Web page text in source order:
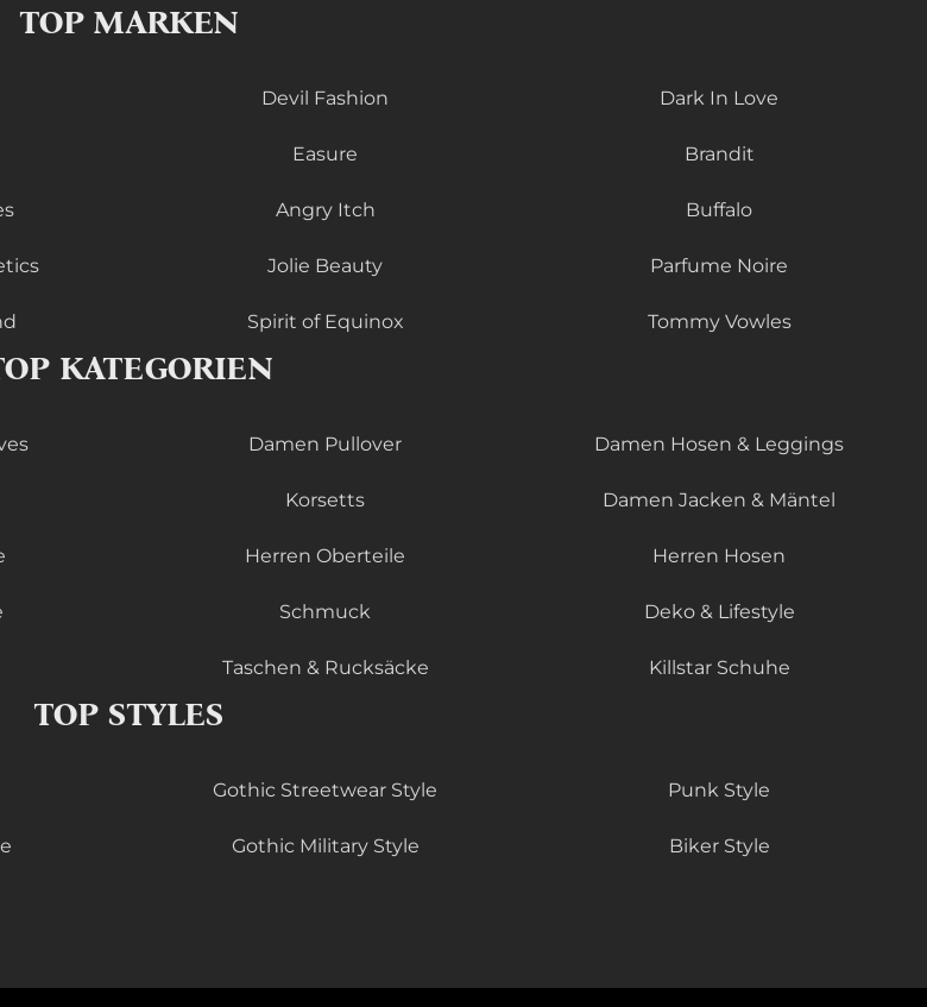
TOP MARKEN
Devil Fashion Dark In Love
Easure Brandit
Angry Itch Buffalo
Jolie Beauty Parfume Noire
Spirit of Equinox Tommy Vowles
KATEGORIEN
Damen Pullover Damen Hosen & Leggings
Korsetts Damen Jacken & Mäntel
Herren Oberteile Herren Hosen
Schmuck Deko & Lifestyle
Taschen & Rucksäcke Killstar Schuhe
TOP STYLES
Gothic Streetwear Style Punk Style
Gothic Military Style Biker Style